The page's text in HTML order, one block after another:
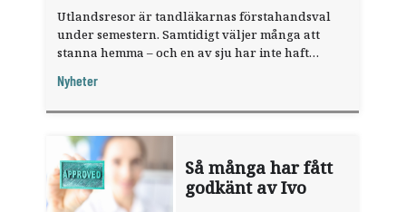
Utlandsresor är tandläkarnas förstahandsval
under semestern. Samtidigt väljer många att
stanna hemma – och en av sju har inte haft
fråga".
Nyheter
Så många har fått
godkänt av Ivo